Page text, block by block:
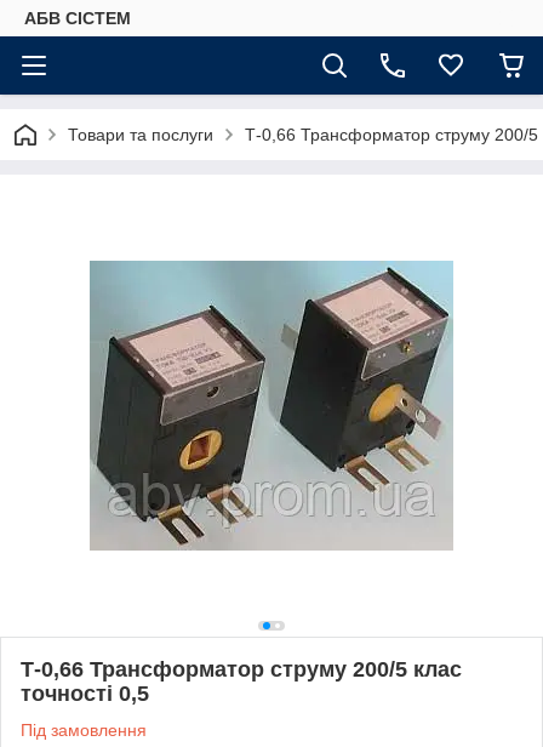
АБВ СІСТЕМ
Товари та послуги Т-0,66 Трансформатор струму 200/5
Т-0,66 Трансформатор струму 200/5 клас
точності 0,5
Під замовлення